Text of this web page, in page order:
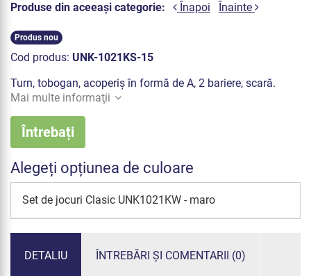
Produse din aceeași categorie: Înapoi Înainte
Produs nou
Cod produs: UNK-1021KS-15
Turn, tobogan, acoperiș în formă de A, 2 bariere, scară.
Mai multe informaţii
Întrebați
Alegeți opțiunea de culoare
Set de jocuri Clasic UNK1021KW - maro
DETALIU ÎNTREBĂRI ȘI COMENTARII (0)